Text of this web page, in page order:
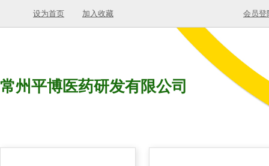
设为首页 加入收藏 会员登
常州平博医药研发有限公司